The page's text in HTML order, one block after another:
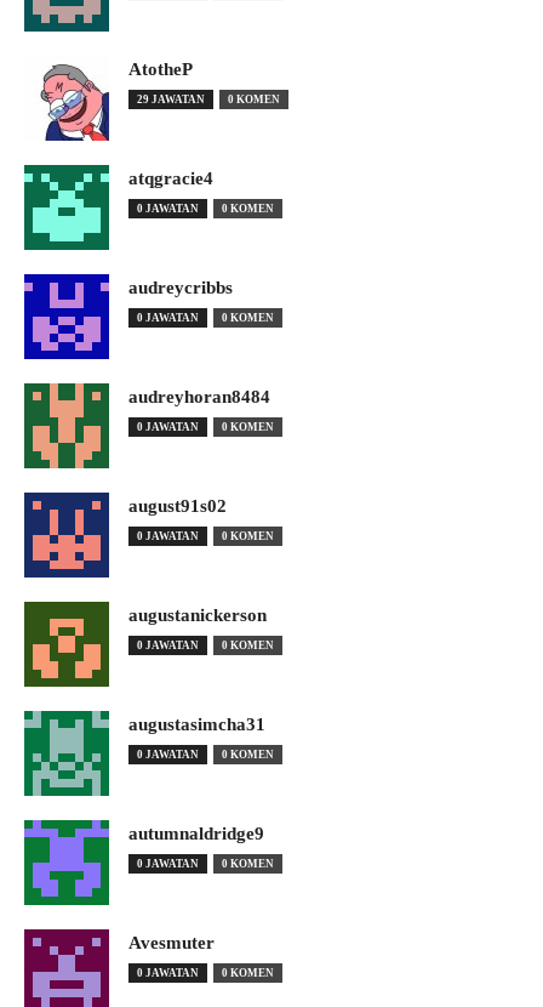
AtotheP
29 JAWATAN 0 KOMEN
atqgracie4
0 JAWATAN 0 KOMEN
audreycribbs
0 JAWATAN 0 KOMEN
audreyhoran8484
0 JAWATAN 0 KOMEN
august91s02
0 JAWATAN 0 KOMEN
augustanickerson
0 JAWATAN 0 KOMEN
augustasimcha31
0 JAWATAN 0 KOMEN
autumnaldridge9
0 JAWATAN 0 KOMEN
Avesmuter
0 JAWATAN 0 KOMEN